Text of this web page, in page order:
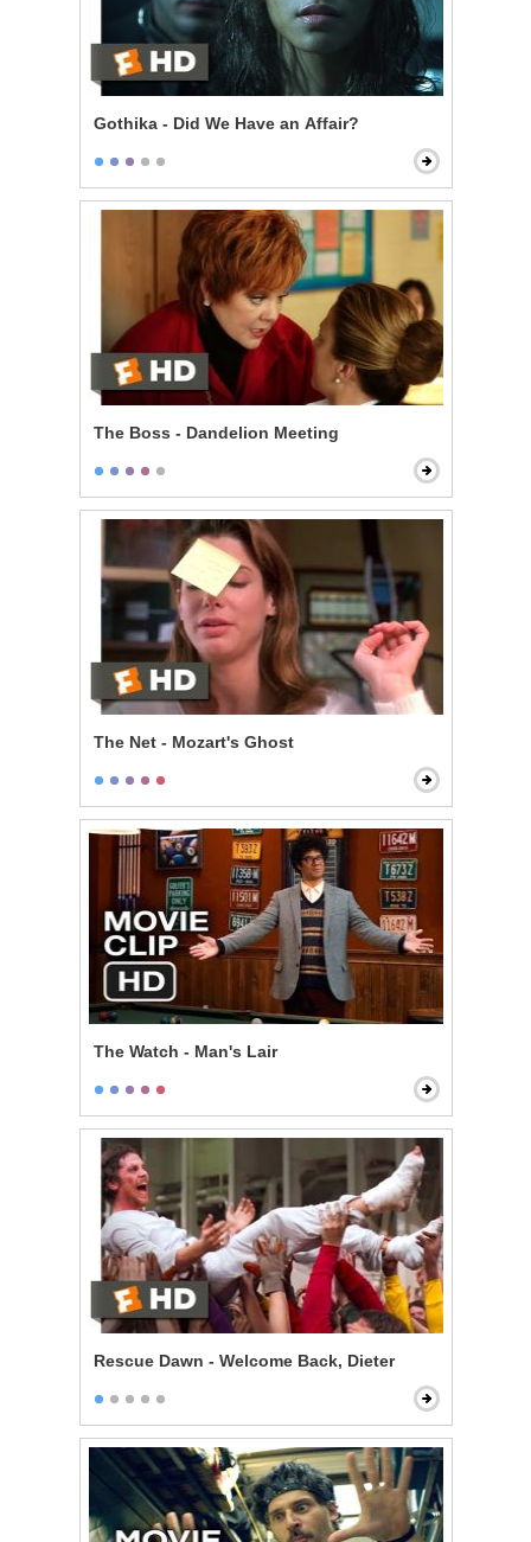
Gothika - Did We Have an Affair?
The Boss - Dandelion Meeting
The Net - Mozart's Ghost
The Watch - Man's Lair
Rescue Dawn - Welcome Back, Dieter